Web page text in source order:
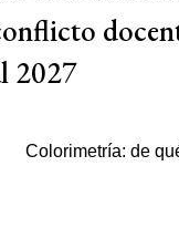
2027